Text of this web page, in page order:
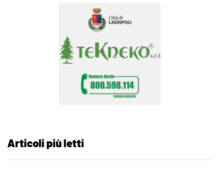
Articoli più letti